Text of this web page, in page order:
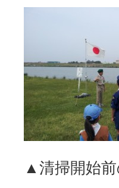
▲清掃開始